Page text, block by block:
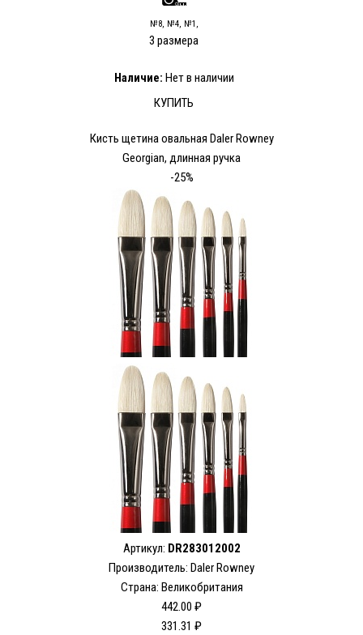
№8, №4, №1,
3 размера
Наличие: Нет в наличии
КУПИТЬ
Кисть щетина овальная Daler Rowney
Georgian, длинная ручка
-25%
Артикул: DR283012002
Производитель: Daler Rowney
Страна: Великобритания
442.00 ₽
331.31 ₽